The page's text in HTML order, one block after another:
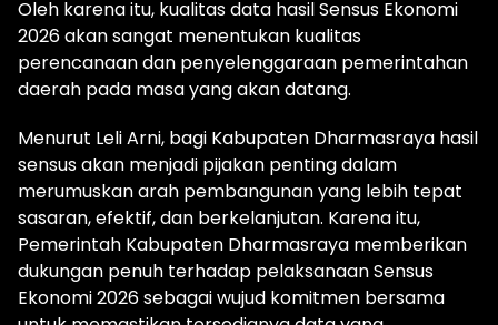
Oleh karena itu, kualitas data hasil Sensus Ekonomi
2026 akan sangat menentukan kualitas
perencanaan dan penyelenggaraan pemerintahan
daerah pada masa yang akan datang.
Menurut Leli Arni, bagi Kabupaten Dharmasraya hasil
sensus akan menjadi pijakan penting dalam
merumuskan arah pembangunan yang lebih tepat
sasaran, efektif, dan berkelanjutan. Karena itu,
Pemerintah Kabupaten Dharmasraya memberikan
dukungan penuh terhadap pelaksanaan Sensus
Ekonomi 2026 sebagai wujud komitmen bersama